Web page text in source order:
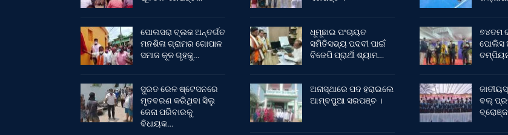
ପୋଲସରା ବ୍ଲକ ଅନ୍ତର୍ଗତ
ମନଶିଳା ଗ୍ରାମର ଗୋପାଳ
ସମାଜ କୂଳ ଗୃହକୁ…
ସୁରତ ରେଳ ଷ୍ଟେସନରେ
ମୃତବରଣ କରିଥିବା ସିଲୁ
ଜେନା ପରିବାରକୁ
ବିଧାୟକ…
ଧୂମୂଛାଇ ପଂଚାୟତ
ସମିତିସଭ୍ୟ ପଦବୀ ପାଇଁ
ବିଜେପି ପ୍ରାର୍ଥୀ ଶ୍ୟାମ…
ଅନାସ୍ଥାରେ ପଦ ହରାଇଲେ
ଆମ୍ବପୁଆ ସରପଞ୍ଚ ।
୭୪ତମ
ପୋଲିସ
ବଲ୍